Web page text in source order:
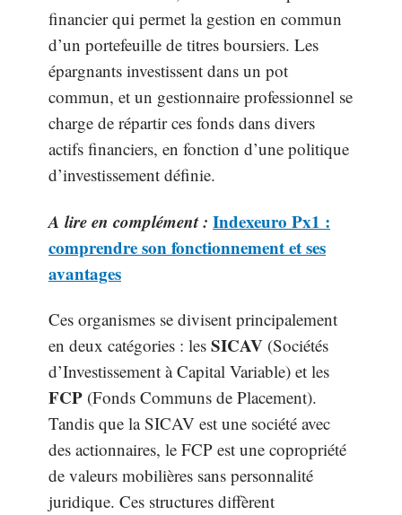
financier qui permet la gestion en commun
d’un portefeuille de titres boursiers. Les
épargnants investissent dans un pot
commun, et un gestionnaire professionnel se
charge de répartir ces fonds dans divers
actifs financiers, en fonction d’une politique
d’investissement définie.
A lire en complément : Indexeuro Px1 :
comprendre son fonctionnement et ses
avantages
Ces organismes se divisent principalement
en deux catégories : les SICAV (Sociétés
d’Investissement à Capital Variable) et les
FCP (Fonds Communs de Placement).
Tandis que la SICAV est une société avec
des actionnaires, le FCP est une copropriété
de valeurs mobilières sans personnalité
juridique. Ces structures diffèrent